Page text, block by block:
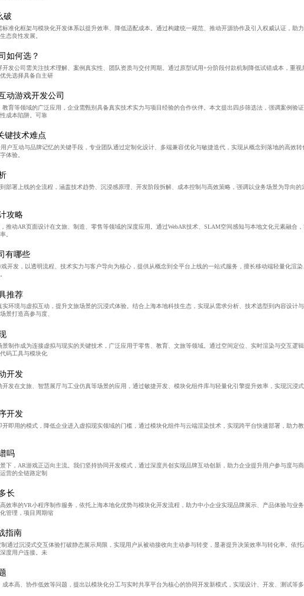
破
标准化框架与模块化开发体系以提升效率、降低适配成本。通过构建统一规范、推动开源协作及引入权威认证，助
态良性发展。
如何选？
发公司需关注技术理解、案例真实性、团队资质与交付周期。通过原型试用+分阶段付款机制降低试错成本，重
先选择具备自主研
动游戏开发公司
育等领域的广泛应用，企业需甄别具备真实技术实力与项目经验的合作伙伴。本文提出四步筛选法，强调案例验
成本陷阱。可靠
键技术难点
户互动与品牌记忆的关键手段，专业团队通过定制化设计、多端兼容优化与敏捷迭代，实现从概念到落地的高效
体验。
部署上线的全流程，涵盖技术趋势、沉浸感原理、开发阶段拆解、成本控制与高效策略，强调以业务场景为导向
攻略
推动AR页面设计在文旅、制造、零售等领域的深度应用。通过WebAR技术、SLAM空间感知与本地文化元素融合
。
有哪些
开发，以透明流程、技术实力与客户导向为核心，提供从概念到全平台上线的一站式服务，擅长移动端轻量化渲
推荐
环境与虚拟互动，提升文旅场景的沉浸式体验。结合上海本地科技生态，实现从需求分析、技术选型到内容设计
景打造高参与度、
制作成为连接虚拟与现实的关键技术，广泛应用于零售、教育、文旅等领域。通过空间定位、实时渲染与交互逻
码工具与模块化
开发
发在文旅、智慧展厅与工业仿真等场景的应用，通过敏捷开发、模块化组件库与轻量化引擎提升效率，实现沉浸
开发
即用的模式，降低企业进入虚拟现实领域的门槛，通过模块化组件与云端渲染技术，实现跨平台快速部署，助力
吗
下，AR游戏正迈向主流。我们坚持协同开发模式，通过深度共创实现品牌互动创新，助力企业提升用户参与度与
营的全链路定制
长
效率的VR小程序制作服务，依托上海本地化优势与模块化开发流程，助力中小企业实现品牌展示、产品体验与业
管理，项目周期缩
指南
通过沉浸式交互体验打破静态展示局限，实现用户从被动接收向主动参与转变，显著提升决策效率与转化率。依
度用户连接。未
本高、协作低效等问题，提出以模块化分工与实时共享平台为核心的协同开发新模式，实现设计、开发、测试等